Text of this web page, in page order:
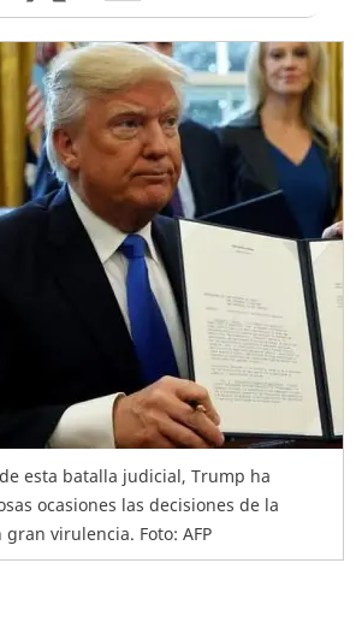
esta batalla judicial, Trump ha
ocasiones las decisiones de la
virulencia. Foto: AFP